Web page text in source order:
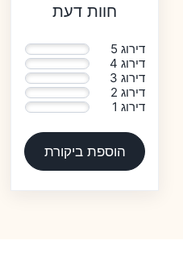
חוות דעת
דירוג 5
דירוג 4
דירוג 3
דירוג 2
דירוג 1
הוספת ביקורת